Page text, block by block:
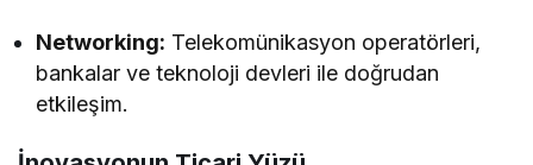
Networking: Telekomünikasyon operatörleri,
bankalar ve teknoloji devleri ile doğrudan
etkileşim.